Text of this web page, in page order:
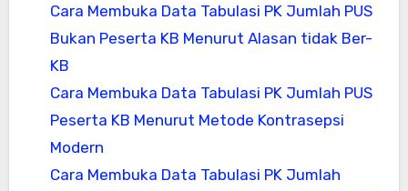
Cara Membuka Data Tabulasi PK Jumlah PUS
Bukan Peserta KB Menurut Alasan tidak Ber-
KB
Cara Membuka Data Tabulasi PK Jumlah PUS
Peserta KB Menurut Metode Kontrasepsi
Modern
Cara Membuka Data Tabulasi PK Jumlah